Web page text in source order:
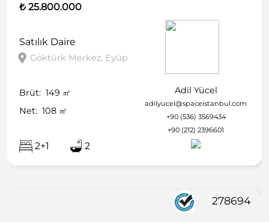
₺ 25.800.000
Satılık Daire
Göktürk Merkez, Eyüp
Brüt: 149 ㎡
Net: 108 ㎡
2+1 2
Adil Yücel
adilyucel@spaceistanbul.com
+90 (536) 3569434
+90 (212) 2396601
278694